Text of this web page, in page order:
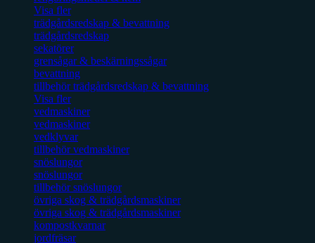
Visa fler
trädgårdsredskap & bevattning
trädgårdsredskap
sekatörer
grensågar & beskärningssågar
bevattning
tillbehör trädgårdsredskap & bevattning
Visa fler
vedmaskiner
vedmaskiner
vedklyvar
tillbehör vedmaskiner
snöslungor
snöslungor
tillbehör snöslungor
övriga skog & trädgårdsmaskiner
övriga skog & trädgårdsmaskiner
kompostkvarnar
jordfräsar